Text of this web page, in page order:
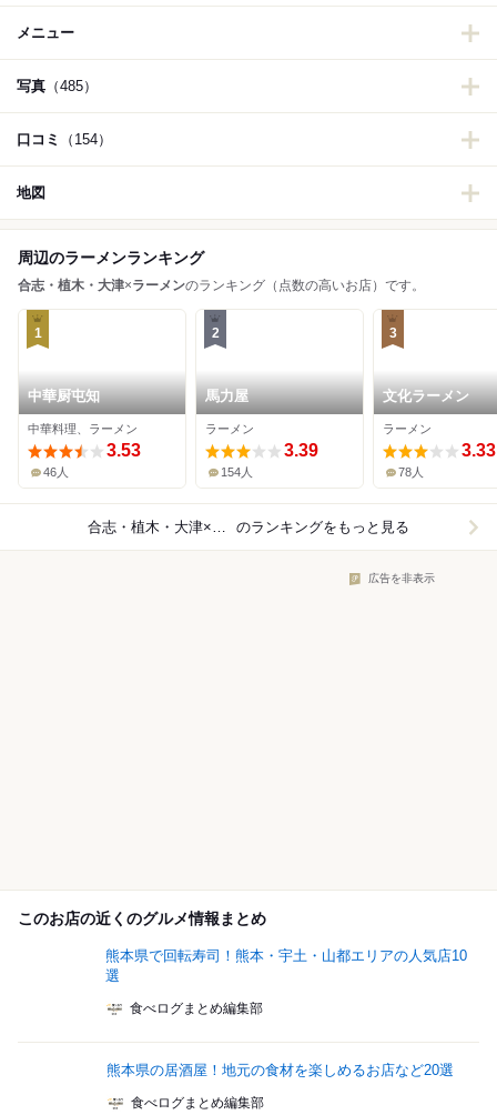
メニュー
写真 （485）
口コミ （154）
地図
周辺のラーメンランキング
合志・植木・大津×ラーメンのランキング（点数の高いお店）です。
1
中華厨屯知
中華料理、ラーメン
3.53
46人
2
馬力屋
ラーメン
3.39
154人
3
文化ラーメン
ラーメン
3.33
78人
合志・植木・大津×ラーメン のランキングをもっと見る
広告を非表示
このお店の近くのグルメ情報まとめ
熊本県で回転寿司！熊本・宇土・山都エリアの人気店10
選
食べログまとめ編集部
熊本県の居酒屋！地元の食材を楽しめるお店など20選
食べログまとめ編集部